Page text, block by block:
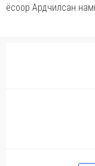
ёсоор Ардчилсан